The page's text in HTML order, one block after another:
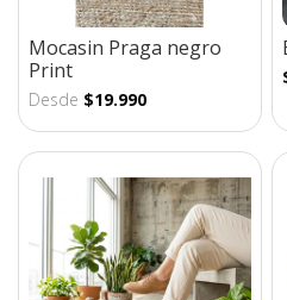
Mocasin Praga negro
Print
Desde $19.990